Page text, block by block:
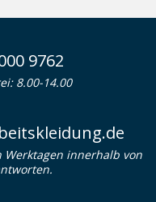
9762
8.00-14.00
innerhalb von